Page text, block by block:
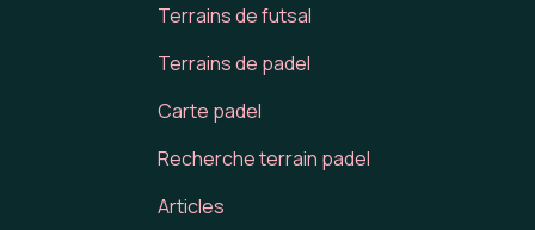
Terrains de futsal
Terrains de padel
Carte padel
Recherche terrain padel
Articles